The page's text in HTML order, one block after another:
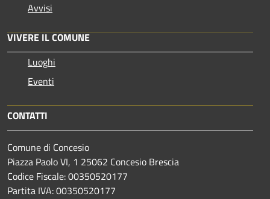
Avvisi
VIVERE IL COMUNE
Luoghi
Eventi
CONTATTI
Comune di Concesio
Piazza Paolo VI, 1 25062 Concesio Brescia
Codice Fiscale: 00350520177
Partita IVA: 00350520177